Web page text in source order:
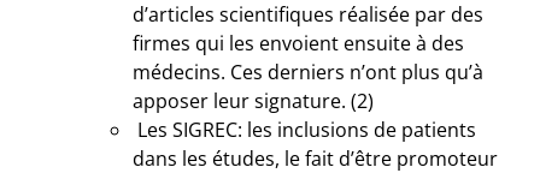
d’articles scientifiques réalisée par des
firmes qui les envoient ensuite à des
médecins. Ces derniers n’ont plus qu’à
apposer leur signature. (2)
Les SIGREC: les inclusions de patients
dans les études, le fait d’être promoteur